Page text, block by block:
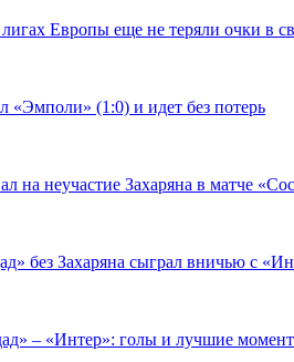
Европы еще не теряли очки в
«Эмполи» (1:0) и идет без потерь
на неучастие Захаряна в матче
без Захаряна сыграл вничью с
– «Интер»: голы и лучшие